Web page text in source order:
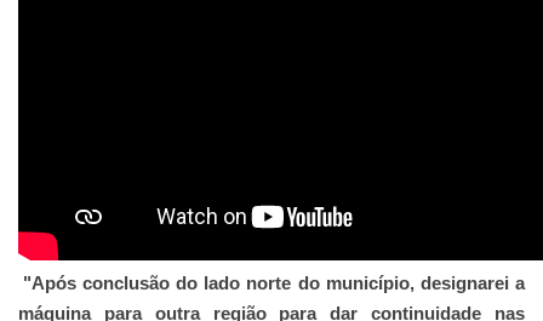
"Após conclusão do lado norte do município, designarei a
máquina para outra região para dar continuidade nas